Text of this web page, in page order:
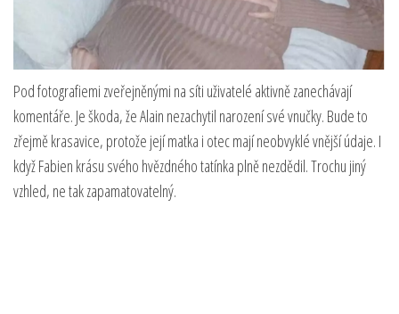
Pod fotografiemi zveřejněnými na síti uživatelé aktivně zanechávají
komentáře. Je škoda, že Alain nezachytil narození své vnučky. Bude to
zřejmě krasavice, protože její matka i otec mají neobvyklé vnější údaje. I
když Fabien krásu svého hvězdného tatínka plně nezdědil. Trochu jiný
vzhled, ne tak zapamatovatelný.